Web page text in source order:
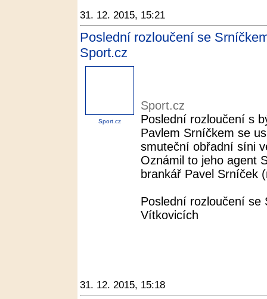
31. 12. 2015, 15:21
Poslední rozloučení se
Sport.cz
Sport.cz
Sport.cz
Poslední rozloučení s
Pavlem Srníčkem se
smuteční obřadní síni
Oznámil to jeho agent
brankář Pavel Srníček
Poslední rozloučení se
Vítkovicích
31. 12. 2015, 15:18